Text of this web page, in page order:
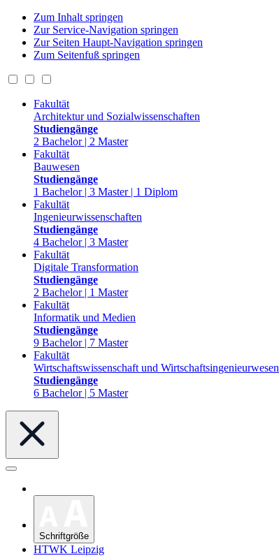
Zum Inhalt springen
Zur Service-Navigation springen
Zur Seiten Haupt-Navigation springen
Zum Seitenfuß springen
Fakultät
Architektur und Sozialwissenschaften
Studiengänge
2 Bachelor | 2 Master
Fakultät
Bauwesen
Studiengänge
1 Bachelor | 3 Master | 1 Diplom
Fakultät
Ingenieurwissenschaften
Studiengänge
4 Bachelor | 3 Master
Fakultät
Digitale Transformation
Studiengänge
2 Bachelor | 1 Master
Fakultät
Informatik und Medien
Studiengänge
9 Bachelor | 7 Master
Fakultät
Wirtschaftswissenschaft und Wirtschaftsingenieurwesen
Studiengänge
6 Bachelor | 5 Master
Schriftgröße
HTWK Leipzig